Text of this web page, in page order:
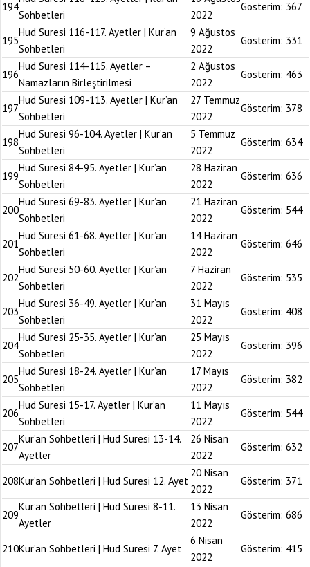
194
Sohbetleri
2022
Gösterim: 367
195
Hud Suresi 116-117. Ayetler | Kur’an
Sohbetleri
9 Ağustos
2022
Gösterim: 331
196
Hud Suresi 114-115. Ayetler –
Namazların Birleştirilmesi
2 Ağustos
2022
Gösterim: 463
197
Hud Suresi 109-113. Ayetler | Kur’an
Sohbetleri
27 Temmuz
2022
Gösterim: 378
198
Hud Suresi 96-104. Ayetler | Kur’an
Sohbetleri
5 Temmuz
2022
Gösterim: 634
199
Hud Suresi 84-95. Ayetler | Kur’an
Sohbetleri
28 Haziran
2022
Gösterim: 636
200
Hud Suresi 69-83. Ayetler | Kur’an
Sohbetleri
21 Haziran
2022
Gösterim: 544
201
Hud Suresi 61-68. Ayetler | Kur’an
Sohbetleri
14 Haziran
2022
Gösterim: 646
202
Hud Suresi 50-60. Ayetler | Kur’an
Sohbetleri
7 Haziran
2022
Gösterim: 535
203
Hud Suresi 36-49. Ayetler | Kur’an
Sohbetleri
31 Mayıs
2022
Gösterim: 408
204
Hud Suresi 25-35. Ayetler | Kur’an
Sohbetleri
25 Mayıs
2022
Gösterim: 396
205
Hud Suresi 18-24. Ayetler | Kur’an
Sohbetleri
17 Mayıs
2022
Gösterim: 382
206
Hud Suresi 15-17. Ayetler | Kur’an
Sohbetleri
11 Mayıs
2022
Gösterim: 544
207
Kur’an Sohbetleri | Hud Suresi 13-14.
Ayetler
26 Nisan
2022
Gösterim: 632
208Kur’an Sohbetleri | Hud Suresi 12. Ayet
20 Nisan
2022
Gösterim: 371
209
Kur’an Sohbetleri | Hud Suresi 8-11.
Ayetler
13 Nisan
2022
Gösterim: 686
210Kur’an Sohbetleri | Hud Suresi 7. Ayet
6 Nisan
2022
Gösterim: 415